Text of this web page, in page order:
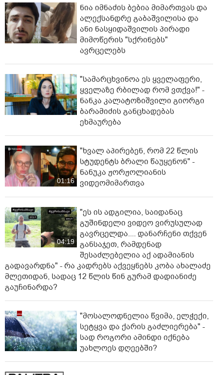
ნია იმნაძის ბებია მიმართვას და
ალექსანდრე გაბაშვილისა და
ანი ნასყიდაშვილის პირადი
მიმოწერის "სქრინებს"
ავრცელებს
"სა­მარ­ცხვი­ნოა ეს ყვე­ლა­ფე­რი,
ყვე­ლა­ზე რბი­ლად რომ ვთქვა!" -
ნანკა კალატოზიშვილი გიორგი
ბარამიძის განცხადებას
ეხმაურება
01:16
"ხვალ აპირებენ, რომ 22 წლის
სტუდენტს ბრალი წაუყენონ" -
ნანუკა ჟორჟოლიანის
ვიდეომიმართვა
04:19
"ეს ის ადგილია, საიდანაც
გუშინდელი ვიდეო ვირუსულად
გავრცელდა.... დანარჩენი თქვენ
განსაჯეთ, რამდენად
შესაძლებელია აქ ადამიანის
გადავარდნა" - რა კადრებს აქვეყნებს კობა ახალაძე
მლეთიდან, სადაც 12 წლის წინ გურამ დადიანიძე
გაუჩინარდა?
"მოსალოდნელია წვიმა, ელჭექი,
სეტყვა და ქარის გაძლიერება" -
სად როგორი ამინდი იქნება
უახლოეს დღეებში?